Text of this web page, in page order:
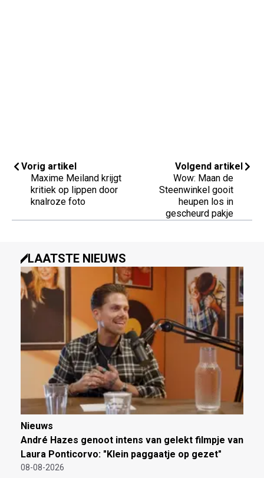
Vorig artikel
Maxime Meiland krijgt
kritiek op lippen door
knalroze foto
Volgend artikel
Wow: Maan de
Steenwinkel gooit
heupen los in
gescheurd pakje
LAATSTE NIEUWS
Nieuws
André Hazes genoot intens van gelekt filmpje van
Laura Ponticorvo: "Klein paggaatje op gezet"
08-08-2026